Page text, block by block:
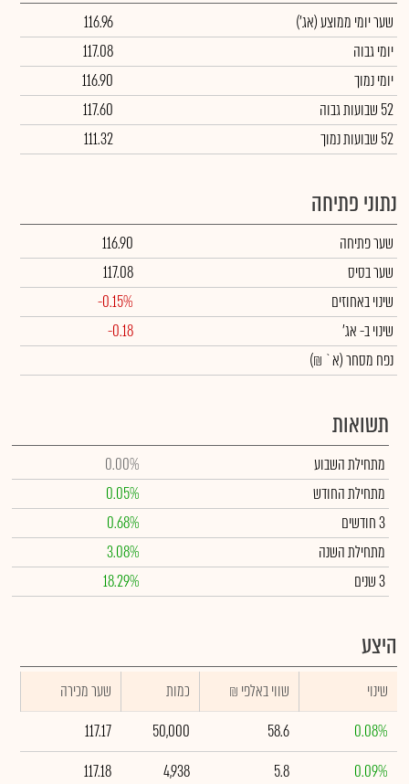
שער יומי ממוצע(אג')
116.96
יומי גבוה
117.08
יומי נמוך
116.90
52 שבועות גבוה
117.60
52 שבועות נמוך
111.32
נתוני פתיחה
שער פתיחה
116.90
שער בסיס
117.08
שינוי באחוזים
-0.15%
שינויב- אג'
-0.18
נפח מסחר(א` ₪)
תשואות
מתחילת השבוע
0.00%
מתחילת החודש
0.05%
3 חודשים
0.68%
מתחילת השנה
3.08%
3 שנים
18.29%
היצע
שינוי ₪ שווי באלפי כמות
שער מכירה
0.08%
58.6
50,000
117.17
0.09%
5.8
4,938
117.18